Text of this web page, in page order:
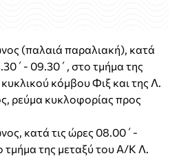
(παλαιά παραλιακή), κατά
09.30΄, στο τμήμα της
κόμβου Φιξ και της Λ.
ρεύμα κυκλοφορίας προς
κατά τις ώρες 08.00΄-
τμήμα της μεταξύ του Α/Κ Λ.